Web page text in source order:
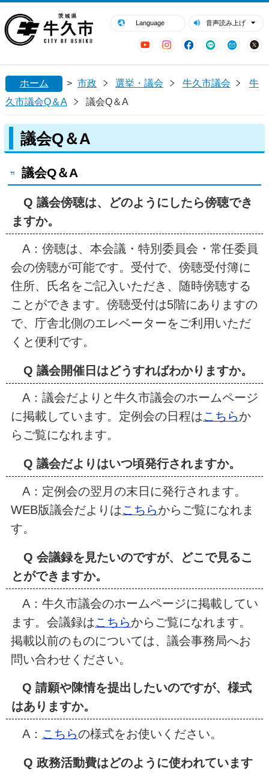
Language 音声読み上げ
YouTubeInstagram
Facebook
LINE Mail
閉じる
ホーム > 市政 選挙・議会 牛久市議会
牛
久市議会Q＆A
議会Q＆A
議会Q＆A
議会Q＆A
Q 議会傍聴は、どのようにしたら傍聴でき
ますか。
A：傍聴は、本会議・特別委員会・常任委員
会の傍聴が可能です。受付で、傍聴受付簿に
住所、氏名をご記入いただき、随時傍聴する
ことができます。傍聴受付は5階にありますの
で、庁舎北側のエレベーターをご利用いただ
くと便利です。
Q 議会開催日はどうすればわかりますか。
A：議会だよりと牛久市議会のホームページ
に掲載しています。定例会の日程はこちらか
らご覧になれます。
Q 議会だよりはいつ頃発行されますか。
A：定例会の翌月の末日に発行されます。
WEB版議会だよりはこちらからご覧になれま
す。
Q 会議録を見たいのですが、どこで見るこ
とができますか。
A：牛久市議会のホームページに掲載してい
ます。会議録はこちらからご覧になれます。
掲載以前のものについては、議会事務局へお
問い合わせください。
Q 請願や陳情を提出したいのですが、様式
はありますか。
A： こちらの様式をお使いください。
Q 政務活動費はどのように使われています